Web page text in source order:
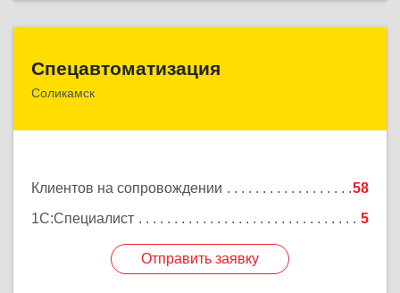
Спецавтоматизация
Соликамск
Клиентов на сопровождении
58
1С:Специалист
5
Отправить заявку
Отправить заявку